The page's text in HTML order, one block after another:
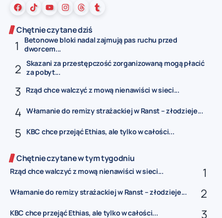
Chętnie czytane dziś
Betonowe bloki nadal zajmują pas ruchu przed
dworcem...
Skazani za przestępczość zorganizowaną mogą płacić
za pobyt...
Rząd chce walczyć z mową nienawiści w sieci...
Włamanie do remizy strażackiej w Ranst – złodzieje...
KBC chce przejąć Ethias, ale tylko w całości...
Chętnie czytane w tym tygodniu
Rząd chce walczyć z mową nienawiści w sieci...
Włamanie do remizy strażackiej w Ranst – złodzieje...
KBC chce przejąć Ethias, ale tylko w całości...